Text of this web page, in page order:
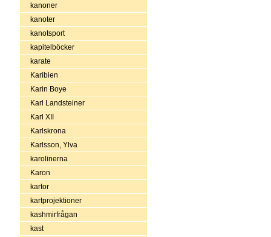
kanoner
kanoter
kanotsport
kapitelböcker
karate
Karibien
Karin Boye
Karl Landsteiner
Karl XII
Karlskrona
Karlsson, Ylva
karolinerna
Karon
kartor
kartprojektioner
kashmirfrågan
kast